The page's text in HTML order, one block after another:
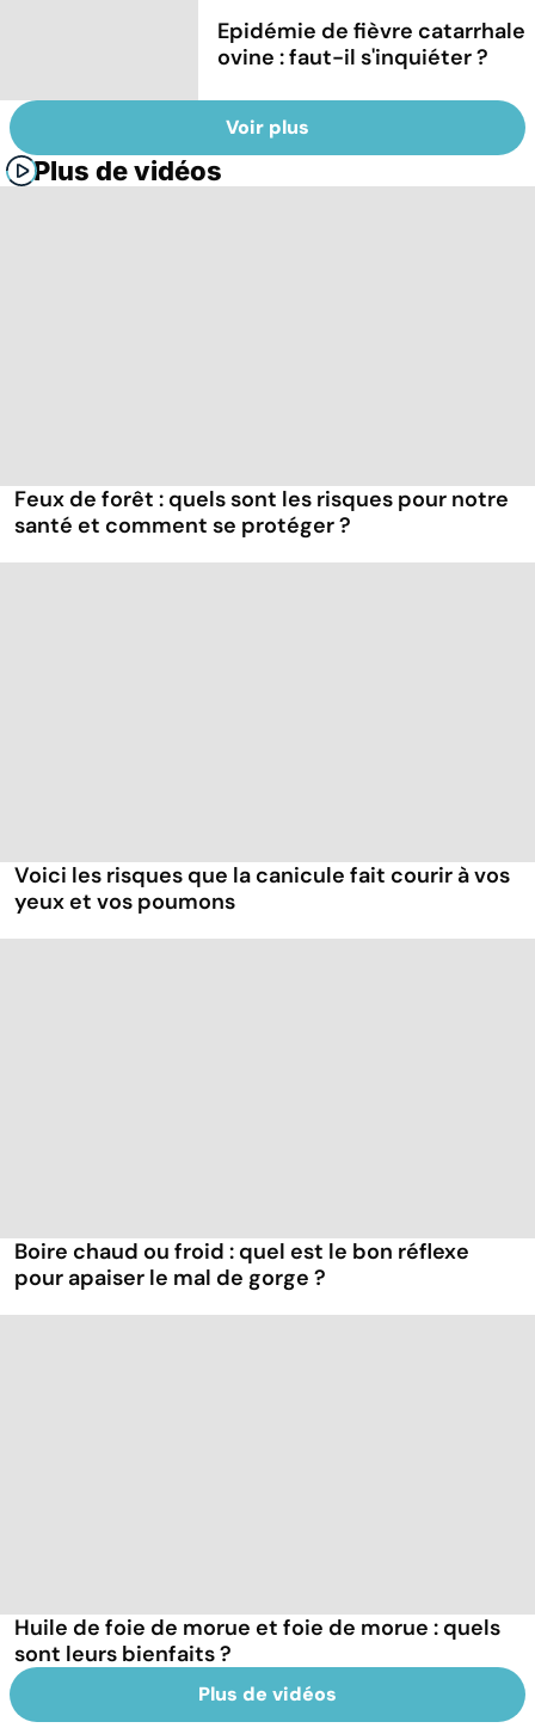
Epidémie de fièvre catarrhale
ovine : faut-il s'inquiéter ?
Voir plus
Plus de vidéos
Feux de forêt : quels sont les risques pour notre
santé et comment se protéger ?
Voici les risques que la canicule fait courir à vos
yeux et vos poumons
Boire chaud ou froid : quel est le bon réflexe
pour apaiser le mal de gorge ?
Huile de foie de morue et foie de morue : quels
sont leurs bienfaits ?
Plus de vidéos